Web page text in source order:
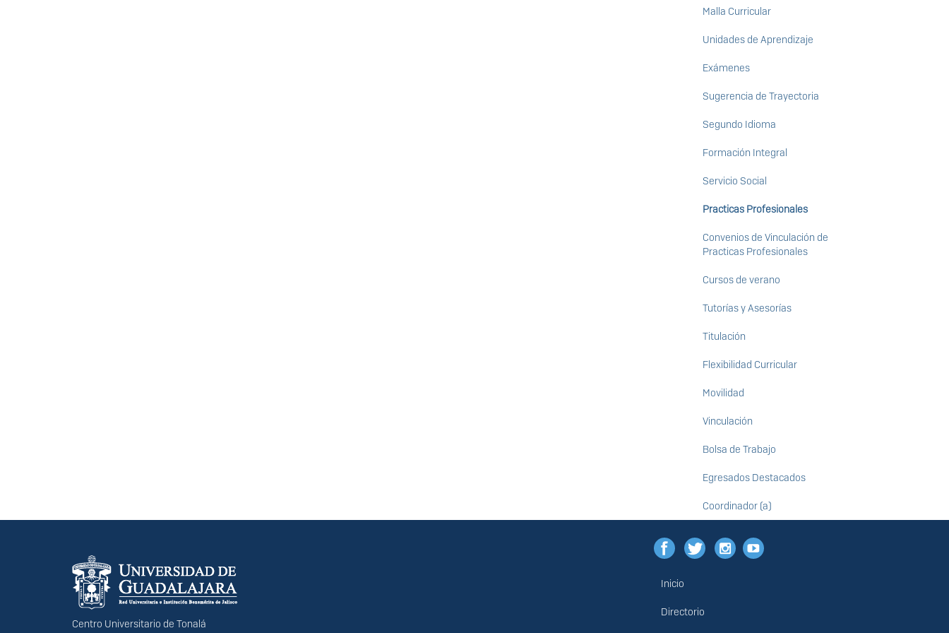
Malla Curricular
Unidades de Aprendizaje
Exámenes
Sugerencia de Trayectoria
Segundo Idioma
Formación Integral
Servicio Social
Practicas Profesionales
Convenios de Vinculación de
Practicas Profesionales
Cursos de verano
Tutorías y Asesorías
Titulación
Flexibilidad Curricular
Movilidad
Vinculación
Bolsa de Trabajo
Egresados Destacados
Coordinador (a)
Información del portal
Centro Universitario de Tonalá
Menú
principal
Inicio
Directorio